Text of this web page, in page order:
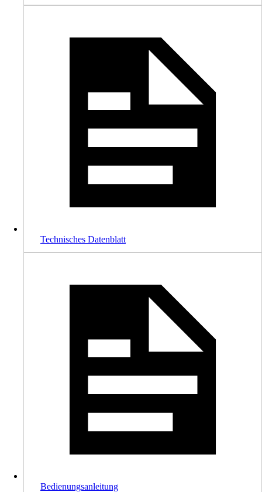
Technisches Datenblatt
Bedienungsanleitung